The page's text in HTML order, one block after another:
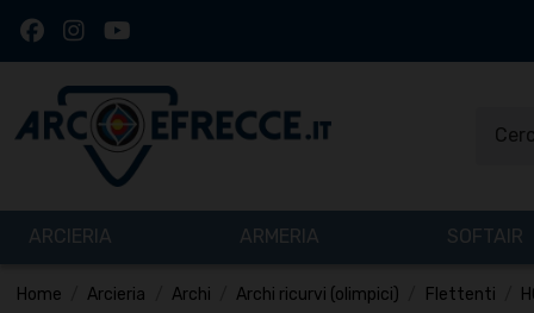
ARCIERIA ARMERIA SOFTAIR
Home Arcieria Archi Archi ricurvi (olimpici) Flettenti